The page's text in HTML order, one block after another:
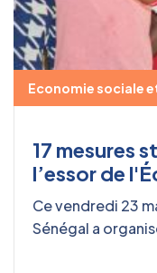
Economie sociale
17 mesures
l’essor de
solidaire au
Ce vendredi 23
Sénégal a